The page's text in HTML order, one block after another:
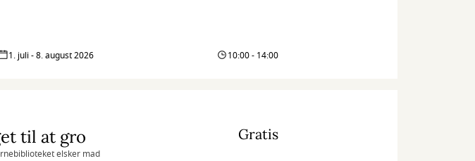
1. juli - 8. august 2026 10:00 - 14:00
til at gro
elsker mad
Gratis